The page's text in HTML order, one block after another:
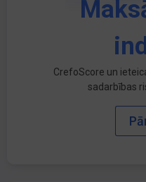
CrefoScore un
sadarbības